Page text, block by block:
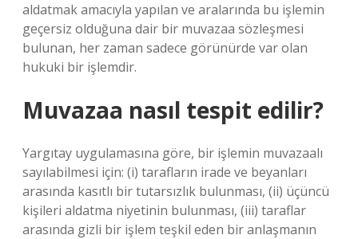
aldatmak amacıyla yapılan ve aralarında bu işlemin
geçersiz olduğuna dair bir muvazaa sözleşmesi
bulunan, her zaman sadece görünürde var olan
hukuki bir işlemdir.
Muvazaa nasıl tespit edilir?
Yargıtay uygulamasına göre, bir işlemin muvazaalı
sayılabilmesi için: (i) tarafların irade ve beyanları
arasında kasıtlı bir tutarsızlık bulunması, (ii) üçüncü
kişileri aldatma niyetinin bulunması, (iii) taraflar
arasında gizli bir işlem teşkil eden bir anlaşmanın